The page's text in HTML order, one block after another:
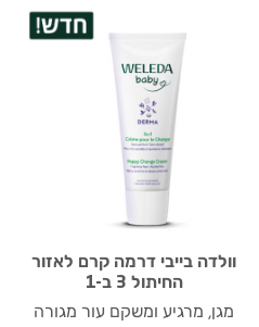
וולדה בייבי דרמה קרם לאזור
החיתול 3 ב-1
מגן, מרגיע ומשקם עור מגורה